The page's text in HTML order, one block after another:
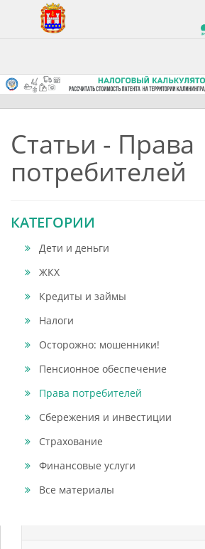
Статьи - Права
потребителей
КАТЕГОРИИ
Дети и деньги
ЖКХ
Кредиты и займы
Налоги
Осторожно: мошенники!
Пенсионное обеспечение
Права потребителей
Сбережения и инвестиции
Страхование
Финансовые услуги
Все материалы